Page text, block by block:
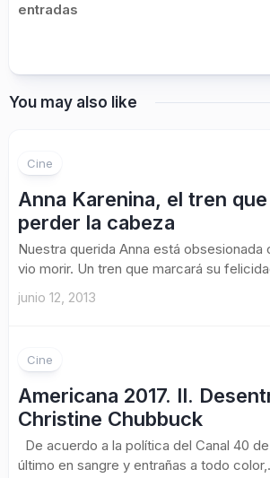
entradas
You may also like
Cine
Anna Karenina, el tren
perder la cabeza
Nuestra querida Anna está obsesionada
vio morir. Un tren que marcará su
junio 12, 2013
Cine
Americana 2017. II.
Christine Chubbuck
De acuerdo a la política del Canal 40
último en sangre y entrañas a todo